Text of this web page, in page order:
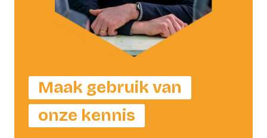
Maak gebruik van
onze kennis